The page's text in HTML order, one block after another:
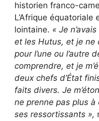
historien franco-
L’Afrique
lointaine. « Je
et les Hutus, et je ne
pour l’une ou l’autre
comprendre, et je
deux chefs d’État
faits divers. Je
ne prenne pas plus
ses ressortissants »,